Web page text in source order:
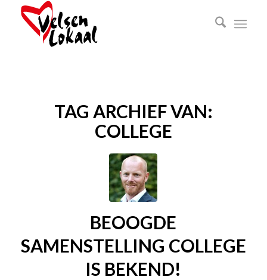
TAG ARCHIEF VAN:
COLLEGE
BEOOGDE
SAMENSTELLING COLLEGE
IS BEKEND!